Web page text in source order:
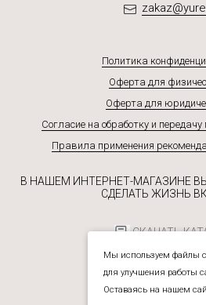
Политика
Оферта для
Оферта для
Согласие на обработку и
Правила применения
В НАШЕМ ИНТЕРНЕТ-МАГАЗИНЕ
СДЕЛАТЬ ЖИЗНЬ
СКАЧАТЬ
Мы используем файлы
для улучшения работы
Оставаясь на нашем